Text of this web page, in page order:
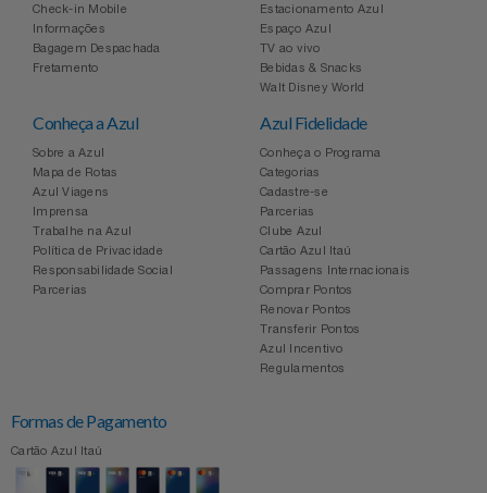
Check-in Mobile
Informações
Bagagem Despachada
Fretamento
Estacionamento Azul
Espaço Azul
TV ao vivo
Bebidas & Snacks
Walt Disney World
Conheça a Azul
Sobre a Azul
Mapa de Rotas
Azul Viagens
Imprensa
Trabalhe na Azul
Política de Privacidade
Responsabilidade Social
Parcerias
Azul Fidelidade
Conheça o Programa
Categorias
Cadastre-se
Parcerias
Clube Azul
Cartão Azul Itaú
Passagens Internacionais
Comprar Pontos
Renovar Pontos
Transferir Pontos
Azul Incentivo
Regulamentos
Formas de Pagamento
Cartão Azul Itaú